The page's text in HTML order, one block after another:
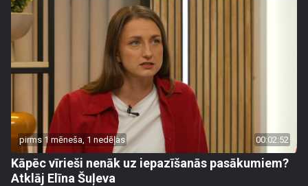
pirms 1 mēneša, 1 nedēļas 00:02:52
Kāpēc vīrieši nenāk uz iepazīšanās pasākumiem?
Atklāj Elīna Šuļeva